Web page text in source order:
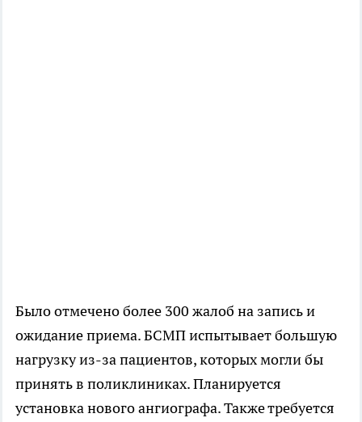
Было отмечено более 300 жалоб на запись и
ожидание приема. БСМП испытывает большую
нагрузку из-за пациентов, которых могли бы
принять в поликлиниках. Планируется
установка нового ангиографа. Также требуется